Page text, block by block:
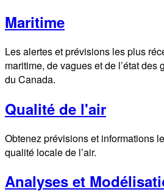
Maritime
Les alertes et prévisions les plus
maritime, de vagues et de l’état
du Canada.
Qualité de l'air
Obtenez prévisions et informations
qualité locale de l’air.
Analyses et